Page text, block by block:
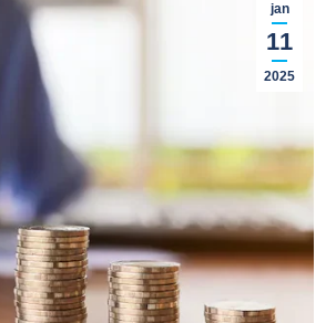
jan
11
2025